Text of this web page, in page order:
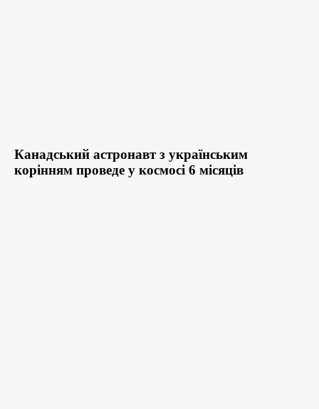
Канадський астронавт з українським
корінням проведе у космосі 6 місяців